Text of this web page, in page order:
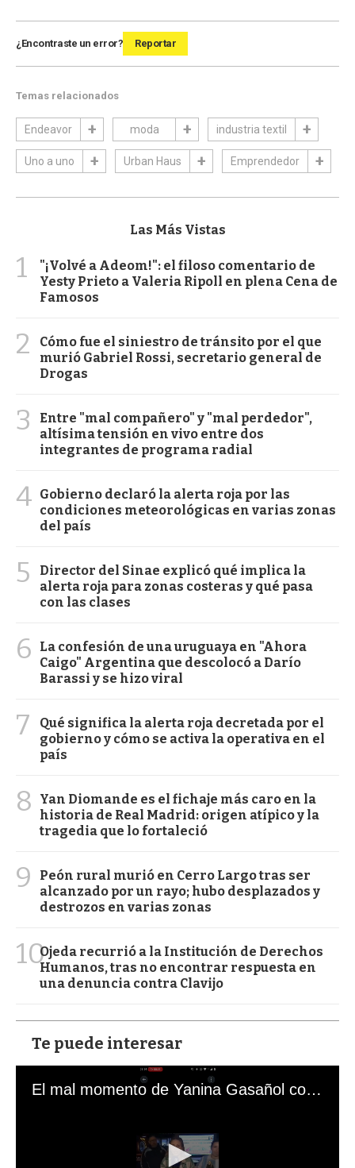
¿Encontraste un error? Reportar
Temas relacionados
Endeavor moda industria textil
Uno a uno Urban Haus Emprendedor
Las Más Vistas
1
"¡Volvé a Adeom!": el filoso comentario de
Yesty Prieto a Valeria Ripoll en plena Cena de
Famosos
2
Cómo fue el siniestro de tránsito por el que
murió Gabriel Rossi, secretario general de
Drogas
3
Entre "mal compañero" y "mal perdedor",
altísima tensión en vivo entre dos
integrantes de programa radial
4 Gobierno declaró la alerta roja por las
condiciones meteorológicas en varias zonas
del país
5
Director del Sinae explicó qué implica la
alerta roja para zonas costeras y qué pasa
con las clases
6
La confesión de una uruguaya en "Ahora
Caigo" Argentina que descolocó a Darío
Barassi y se hizo viral
7
Qué significa la alerta roja decretada por el
gobierno y cómo se activa la operativa en el
país
8
Yan Diomande es el fichaje más caro en la
historia de Real Madrid: origen atípico y la
tragedia que lo fortaleció
9
Peón rural murió en Cerro Largo tras ser
alcanzado por un rayo; hubo desplazados y
destrozos en varias zonas
10Ojeda recurrió a la Institución de Derechos
Humanos, tras no encontrar respuesta en
una denuncia contra Clavijo
Te puede interesar
El mal momento de Yanina Gasañol con un hincha argentino en "Subrayado"